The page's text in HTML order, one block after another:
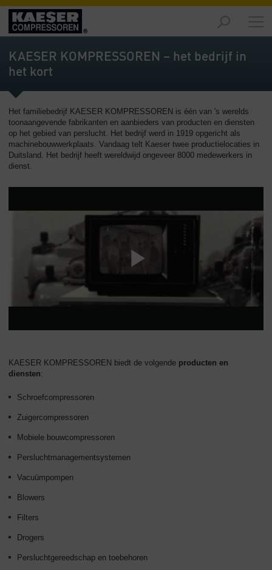
Producten
-
Overzicht
Overzicht
Service
-
Overzicht
Bedrijf
KAESER KOMPRESSOREN – het bedrijf in
het kort
Het familiebedrijf KAESER KOMPRESSOREN is één van 's werelds
toonaangevende fabrikanten en aanbieders van producten en diensten
op het gebied van perslucht. Het bedrijf werd in 1919 opgericht als
machinebouwwerkplaats. Vandaag telt Kaeser twee productielocaties in
Duitsland. Het bedrijf heeft wereldwijd ongeveer 8000 medewerkers in
dienst.
KAESER KOMPRESSOREN biedt de volgende producten en
diensten:
Schroefcompressoren
Zuigercompressoren
Mobiele bouwcompressoren
Persluchtmanagementsystemen
Vacuümpompen
Blowers
Filters
Drogers
Persluchtgereedschap en toebehoren